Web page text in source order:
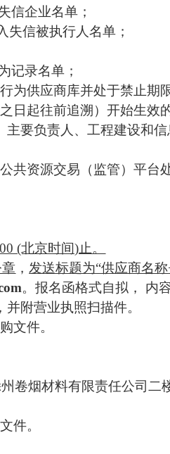
信企业名单；
失信被执行人名单；
记录名单；
为供应商库并处于禁止期
日起往前追溯）开始生效
主要负责人、工程建设和
共资源交易（监管）平台
(北京时间)止。
， 发送标题为“供应商名称
。报名函格式自拟，
内
附营业执照扫描件。
文件。
卷烟材料有限责任公司二
件。